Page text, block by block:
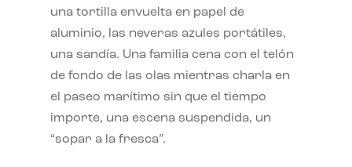
una tortilla envuelta en papel de
aluminio, las neveras azules portátiles,
una sandía. Una familia cena con el telón
de fondo de las olas mientras charla en
el paseo marítimo sin que el tiempo
importe, una escena suspendida, un
“sopar a la fresca”.